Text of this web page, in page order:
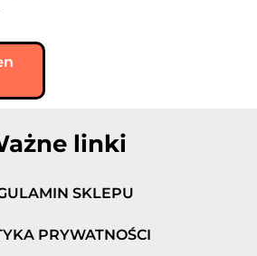
linki
SKLEPU
PRYWATNOŚCI